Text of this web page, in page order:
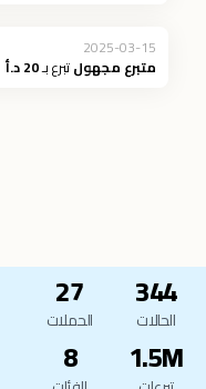
2025-03-15
متبرع مجهولتبرع بـ20 د.أ
344
الحالات
27
الحملات
1.5M
8